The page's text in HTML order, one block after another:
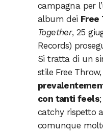
campagna per
album dei Free
Together, 25
Records)
Si tratta di un
stile Free
con tanti feels
catchy rispetto
comunque